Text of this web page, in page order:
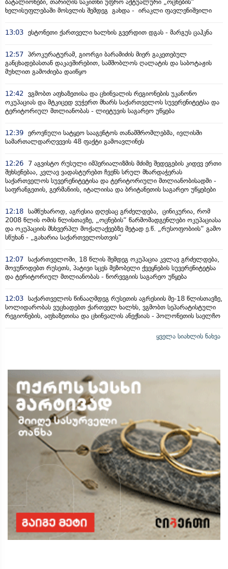
ბატალიონები, თარიღის საკითხი უფრო აქტუალური „ოცნების“
ხელისუფლებაში მოსვლის შემდეგ გახდა - ირაკლი ფავლენიშვილი
13:03 ესტონეთი ქართველი ხალხის გვერდით დგას - მარგუს ცაჰკნა
12:57 პროკურატურამ, გიორგი ბარამიძის მიერ გაკეთებულ
განცხადებასთან დაკავშირებით, სამშობლოს ღალატის და საბოტაჟის
მუხლით გამოძიება დაიწყო
12:42
ვგმობთ აფხაზეთისა და ცხინვალის რეგიონების უკანონო
ოკუპაციას და მტკიცედ ვუჭერთ მხარს საქართველოს სუვერენიტეტსა და
ტერიტორიულ მთლიანობას - ლიეტუვის საგარეო უწყება
12:39 ეროვნული სატყეო სააგენტოს თანამშრომლებმა, ივლისში
სამართალდარღვევის 48 ფაქტი გამოავლინეს
12:26
7 აგვისტო რუსული იმპერიალიზმის მძიმე შედეგების კიდევ ერთი
შეხსენებაა, კვლავ ვადასტურებთ ჩვენს სრულ მხარდაჭერას
საქართველოს სუვერენიტეტისა და ტერიტორიული მთლიანობისადმი -
საფრანგეთის, გერმანიის, იტალიისა და ბრიტანეთის საგარეო უწყებები
12:18 სამწუხაროდ, აგრესია დღესაც გრძელდება, ცინიკურია, რომ
2008 წლის ომის წლისთავზე, „ოცნების“ წარმომადგენლები ოკუპაციასა
და ოკუპაციის მსხვერპლ მოქალაქეებზე მეტად ე.წ. „რუსოფობიის“ გამო
სწუხან - „გახარია საქართველოსთვის“
12:07 საქართველოში, 18 წლის შემდეგ ოკუპაცია კვლავ გრძელდება,
მოვუწოდებთ რუსეთს, პატივი სცეს მეზობელი ქვეყნების სუვერენიტეტსა
და ტერიტორიულ მთლიანობას - ნორვეგიის საგარეო უწყება
12:03 საქართველოს წინააღმდეგ რუსეთის აგრესიის მე-18 წლისთავზე,
სოლიდარობას ვუცხადებთ ქართველ ხალხს, ვგმობთ სეპარატისტული
რეგიონების, აფხაზეთისა და ცხინვალის ანექსიას - პოლონეთის საელჩო
ყველა სიახლის ნახვა